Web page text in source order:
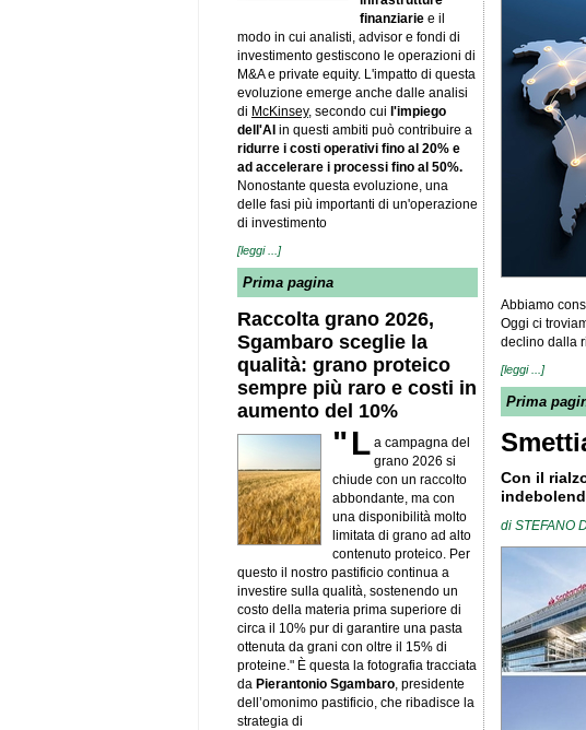
finanziarie e il
modo in cui analisti, advisor e fondi di
investimento gestiscono le operazioni di
M&A e private equity. L'impatto di questa
evoluzione emerge anche dalle analisi
di McKinsey, secondo cui l'impiego
dell'AI in questi ambiti può contribuire a
ridurre i costi operativi fino al 20% e
ad accelerare i processi fino al 50%.
Nonostante questa evoluzione, una
delle fasi più importanti di un'operazione
di investimento
[leggi ...]
Prima pagina
Raccolta grano 2026,
Sgambaro sceglie la
qualità: grano proteico
sempre più raro e costi in
aumento del 10%
"L a campagna del
grano 2026 si
chiude con un raccolto
abbondante, ma con
una disponibilità molto
limitata di grano ad alto
contenuto proteico. Per
questo il nostro pastificio continua a
investire sulla qualità, sostenendo un
costo della materia prima superiore di
circa il 10% pur di garantire una pasta
ottenuta da grani con oltre il 15% di
proteine." È questa la fotografia tracciata
da Pierantonio Sgambaro, presidente
dell’omonimo pastificio, che ribadisce la
strategia di
Abbiamo
Oggi ci
declino dalla
[leggi ...]
Prima
Con il
di STEFANO